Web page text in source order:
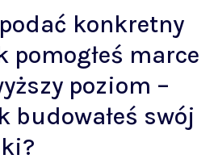
konkretny
pomogłeś marce
poziom –
budowałeś swój